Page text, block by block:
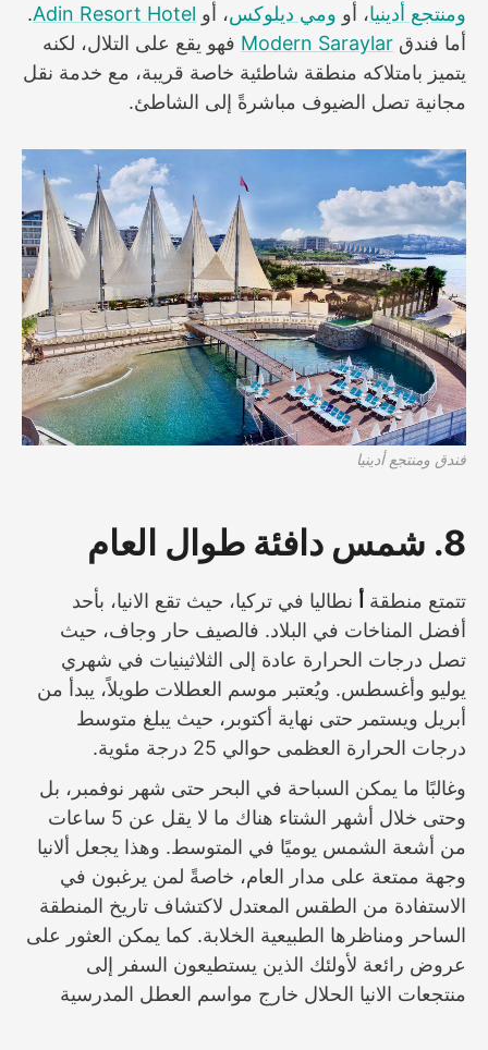
ومنتجع أدينيا، أو ومي ديلوكس، أو Adin Resort Hotel
.
أما فندق Modern Saraylar فهو يقع على التلال، لكنه
يتميز بامتلاكه منطقة شاطئية خاصة قريبة، مع خدمة نقل
مجانية تصل الضيوف مباشرةً إلى الشاطئ.
فندق ومنتجع أدينيا
8. شمس دافئة طوال العام
تتمتع منطقة أ نطاليا في تركيا، حيث تقع الانيا، بأحد
أفضل المناخات في البلاد. فالصيف حار وجاف، حيث
تصل درجات الحرارة عادة إلى الثلاثينيات في شهري
يوليو وأغسطس. ويُعتبر موسم العطلات طويلاً، يبدأ من
أبريل ويستمر حتى نهاية أكتوبر، حيث يبلغ متوسط
درجات الحرارة العظمى حوالي 25 درجة مئوية.
وغالبًا ما يمكن السباحة في البحر حتى شهر نوفمبر، بل
وحتى خلال أشهر الشتاء هناك ما لا يقل عن 5 ساعات
من أشعة الشمس يوميًا في المتوسط. وهذا يجعل ألانيا
وجهة ممتعة على مدار العام، خاصةً لمن يرغبون في
الاستفادة من الطقس المعتدل لاكتشاف تاريخ المنطقة
الساحر ومناظرها الطبيعية الخلابة. كما يمكن العثور على
عروض رائعة لأولئك الذين يستطيعون السفر إلى
منتجعات الانيا الحلال خارج مواسم العطل المدرسية